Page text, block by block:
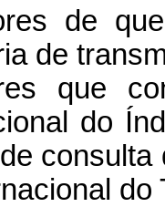
de
de
que
do